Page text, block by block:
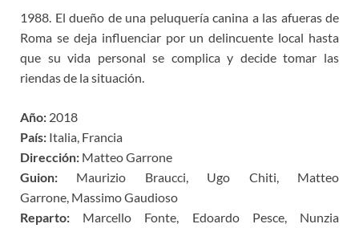
1988. El dueño de una peluquería canina a las afueras de
Roma se deja influenciar por un delincuente local hasta
que su vida personal se complica y decide tomar las
riendas de la situación.
Año: 2018
País: Italia, Francia
Dirección: Matteo Garrone
Guion: Maurizio Braucci, Ugo Chiti, Matteo
Garrone, Massimo Gaudioso
Reparto: Marcello Fonte, Edoardo Pesce, Nunzia